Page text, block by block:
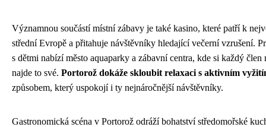
Významnou součástí místní zábavy je také kasino, které patří k
střední Evropě a přitahuje návštěvníky hledající večerní vzrušení.
s dětmi nabízí město aquaparky a zábavní centra, kde si každý člen
najde to své. Portorož dokáže skloubit relaxaci s aktivním
způsobem, který uspokojí i ty nejnáročnější návštěvníky.
Gastronomická scéna v Portorož odráží bohatství středomořské